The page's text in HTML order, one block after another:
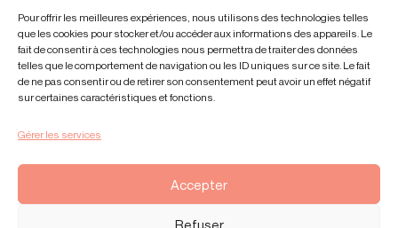
Pour offrir les meilleures expériences, nous utilisons des technologies telles
que les cookies pour stocker et/ou accéder aux informations des appareils. Le
fait de consentir à ces technologies nous permettra de traiter des données
telles que le comportement de navigation ou les ID uniques sur ce site. Le fait
de ne pas consentir ou de retirer son consentement peut avoir un effet négatif
sur certaines caractéristiques et fonctions.
Gérer les services
Accepter
Refuser
NORMES DE CONFIDENTIALITÉS(PDF)
NOTRE CODE D’ÉTHIQUE(PDF)
Insatisfaction de service
Passerelle, vous devez compléter la déclaration suivante :